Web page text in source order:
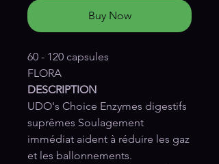
Buy Now
60 - 120 capsules
FLORA
DESCRIPTION
UDO's Choice Enzymes digestifs
suprêmes Soulagement
immédiat aident à réduire les gaz
et les ballonnements.